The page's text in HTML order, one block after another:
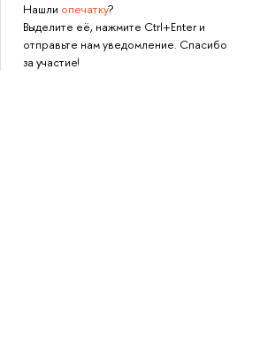
Нашли опечатку?
Выделите её, нажмите Ctrl+Enter и
отправьте нам уведомление. Спасибо
за участие!